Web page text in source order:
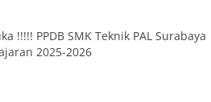
!!!!! PPDB SMK Teknik PAL Surabaya
2025-2026